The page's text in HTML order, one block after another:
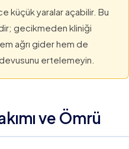
küçük yaralar açabilir. Bu
gecikmeden kliniği
ağrı gider hem de
ertelemeyin.
ve Ömrü